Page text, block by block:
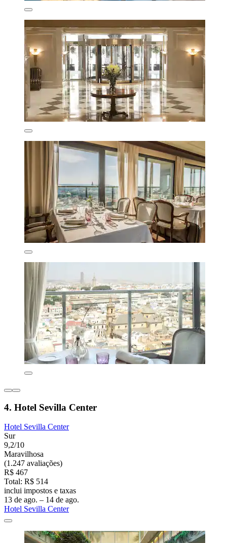
4. Hotel Sevilla Center
Hotel Sevilla Center
Sur
9,2/10
Maravilhosa
(1.247 avaliações)
R$ 467
Total: R$ 514
inclui impostos e taxas
13 de ago. – 14 de ago.
Hotel Sevilla Center